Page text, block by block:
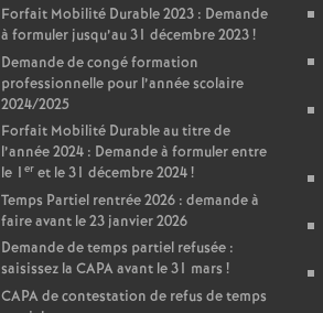
Forfait Mobilité Durable 2023 : Demande
à formuler jusqu’au 31 décembre 2023!
Demande de congé formation
professionnelle pour l’année scolaire
2024/2025
Forfait Mobilité Durable au titre de
l’année 2024 : Demande à formuler entre
le 1 er et le 31 décembre 2024!
Temps Partiel rentrée 2026 : demande à
faire avant le 23 janvier 2026
Demande de temps partiel refusée :
saisissez la CAPA avant le 31 mars !
CAPA de contestation de refus de temps